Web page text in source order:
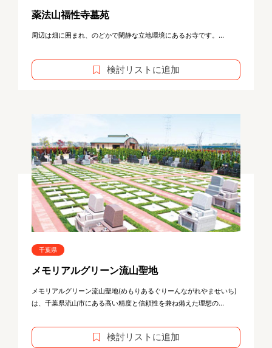
薬法山福性寺墓苑
周辺は畑に囲まれ、のどかで閑静な立地環境にあるお寺です。...
検討リストに追加
千葉県
メモリアルグリーン流山聖地
メモリアルグリーン流山聖地(めもりあるぐりーんながれやませいち)
は、千葉県流山市にある高い精度と信頼性を兼ね備えた理想の...
検討リストに追加